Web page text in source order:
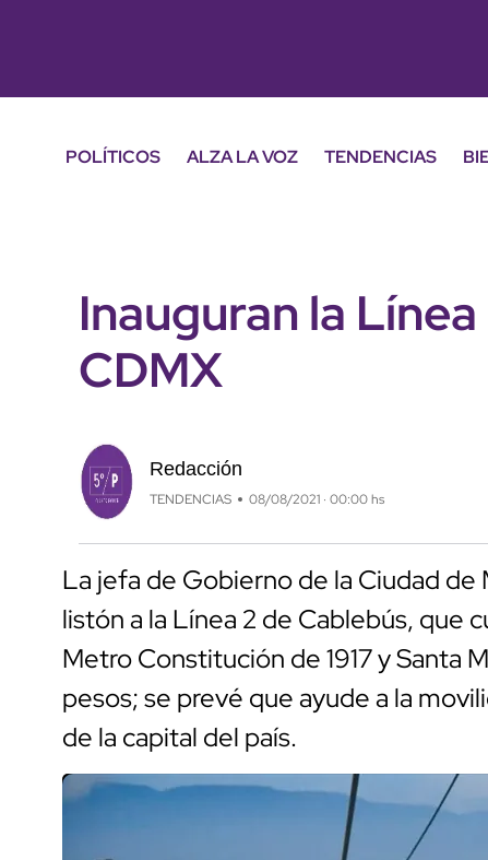
POLÍTICOS ALZA LA VOZ TENDENCIAS
Inauguran la
CDMX
Redacción
TENDENCIAS 08/08/2021 · 00:00 hs
La jefa de Gobierno de la Ciudad
listón a la Línea 2 de Cablebús, que
Metro Constitución de 1917 y Santa
pesos; se prevé que ayude a la
de la capital del país.